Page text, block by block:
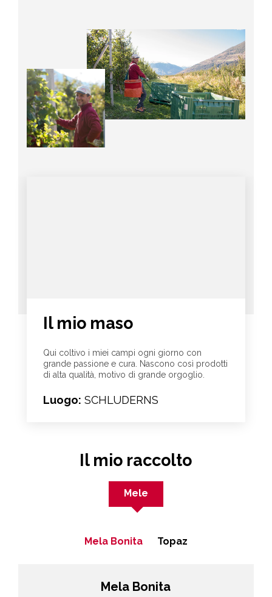
Il mio maso
Qui coltivo i miei campi ogni giorno con
grande passione e cura. Nascono così prodotti
di alta qualità, motivo di grande orgoglio.
Luogo: SCHLUDERNS
Il mio raccolto
Mela Bonita
Mela Bonita Topaz
Mele